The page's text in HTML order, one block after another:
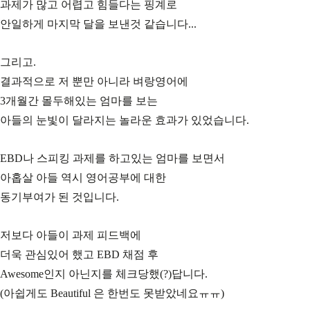
과제가 많고 어렵고 힘들다는 핑계로
안일하게 마지막 달을 보낸것 같습니다...
그리고.
결과적으로 저 뿐만 아니라 벼랑영어에
3개월간 몰두해있는 엄마를 보는
아들의 눈빛이 달라지는 놀라운 효과가 있었습니다.
EBD나 스피킹 과제를 하고있는 엄마를 보면서
아홉살 아들 역시 영어공부에 대한
동기부여가 된 것입니다.
저보다 아들이 과제 피드백에
더욱 관심있어 했고 EBD 채점 후
Awesome인지 아닌지를 체크당했(?)답니다.
(아쉽게도 Beautiful 은 한번도 못받았네요ㅠㅠ)